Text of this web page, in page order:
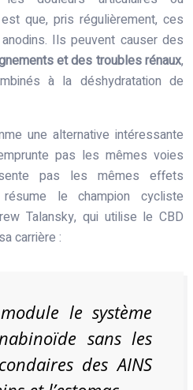
que, pris régulièrement, ces
Ils peuvent causer des
et des troubles rénaux,
à la déshydratation de
une alternative intéressante
pas les mêmes voies
pas les mêmes effets
le champion cycliste
Talansky, qui utilise le CBD
carrière :
le système
sans les
des AINS